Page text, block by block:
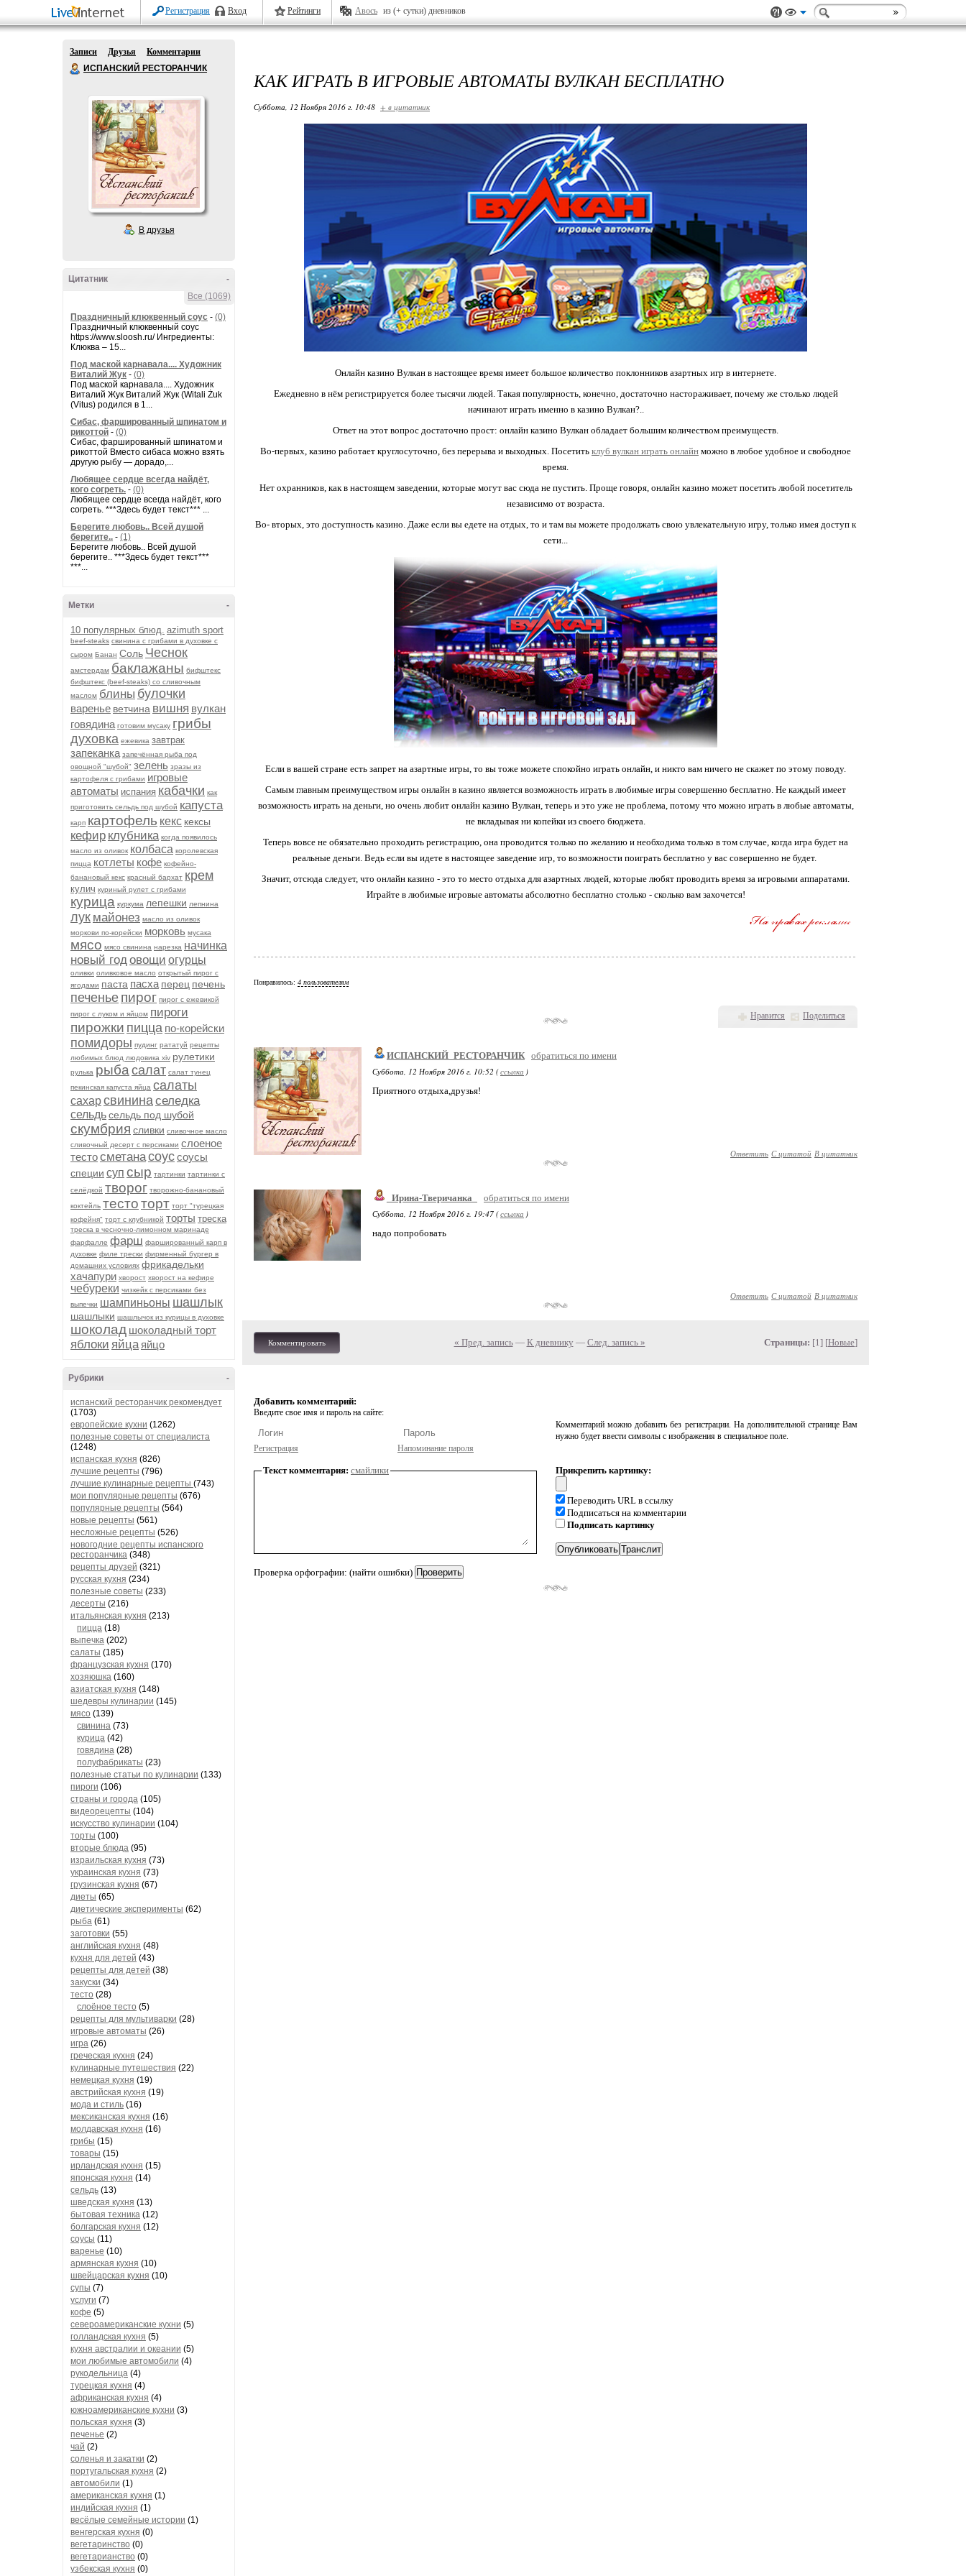
Регистрация Вход Рейтинги Авось из (+ сутки) дневников
Записи Друзья
Комментарии
ИСПАНСКИЙ РЕСТОРАНЧИК
В друзья
-
Цитатник
Все (1069)
Праздничный клюквенный соус - (0)
Праздничный клюквенный соус
https://www.sloosh.ru/ Ингредиенты:
Клюква – 15...
Под маской карнавала.... Художник
Виталий Жук - (0)
Под маской карнавала.... Художник
Виталий Жук Виталий Жук (Witali Żuk
(Vitus) родился в 1...
Сибас, фаршированный шпинатом и
рикоттой - (0)
Сибас, фаршированный шпинатом и
рикоттой Вместо сибаса можно взять
другую рыбу — дорадо,...
Любящее сердце всегда найдёт,
кого согреть. - (0)
Любящее сердце всегда найдёт, кого
согреть. ***Здесь будет текст*** ...
Берегите любовь.. Всей душой
берегите.. - (1)
Берегите любовь.. Всей душой
берегите.. ***Здесь будет текст***
***...
-
Метки
10 популярных блюд. azimuth sport
beef-stеаks cвинина с грибами в духовке с
сыром Банан Соль Чеснок
амстердам баклажаны бифштекс
бифштекс (beef-stеаks) со сливочным
маслом блины булочки
варенье ветчина вишня вулкан
говядина готовим мусаку грибы
духовка ежевика завтрак
запеканка запечённая рыба под
овощной "шубой" зелень зразы из
картофеля с грибами игровые
автоматы испания кабачки как
приготовить сельдь под шубой капуста
карп картофель кекс кексы
кефир клубника когда появилось
масло из оливок колбаса королевская
пицца котлеты кофе кофейно-
банановый кекс красный бархат крем
кулич куриный рулет с грибами
курица куркума лепешки лепнина
лук майонез масло из оливок
моркови по-корейски морковь мусака
мясо мясо свинина нарезка начинка
новый годовощи огурцы
оливки оливковое масло открытый пирог с
ягодами паста пасха перец печень
печенье пирог пирог с ежевикой
пирог с луком и яйцом пироги
пирожки пицца по-корейски
помидоры пудинг рататуй рецепты
любимых блюд людовика xiv рулетики
рулька рыба салат салат тунец
пекинская капуста яйца салаты
сахарсвининаселедка
сельдьсельдь под шубой
скумбрия сливки сливочное масло
сливочный десерт с персиками слоеное
тестосметанасоуссоусы
специи суп сыр тартинки тартинки с
селёдкой творог творожно-банановый
коктейль тестоторт торт "турецкая
кофейня" торт с клубникой торты треска
треска в чесночно-лимонном маринаде
фарфалле фарш фаршированный карп в
духовке филе трески фирменный бургер в
домашних условиях фрикадельки
хачапури хворост хворост на кефире
чебуреки чизкейк с персиками без
выпечки шампиньоны шашлык
шашлыки шашлычок из курицы в духовке
шоколад шоколадный торт
яблоки яйца яйцо
-
Рубрики
испанский ресторанчик рекомендует
(1703)
европейские кухни (1262)
полезные советы от специалиста
(1248)
испанская кухня (826)
лучшие рецепты (796)
лучшие кулинарные рецепты (743)
мои популярные рецепты (676)
популярные рецепты (564)
новые рецепты (561)
несложные рецепты (526)
новогодние рецепты испанского
ресторанчика (348)
рецепты друзей (321)
русская кухня (234)
полезные советы (233)
десерты (216)
итальянская кухня (213)
пицца (18)
выпечка (202)
салаты (185)
французская кухня (170)
хозяюшка (160)
азиатская кухня (148)
шедевры кулинарии (145)
мясо (139)
свинина (73)
курица (42)
говядина (28)
полуфабрикаты (23)
полезные статьи по кулинарии (133)
пироги (106)
страны и города (105)
видеорецепты (104)
искусство кулинарии (104)
торты (100)
вторые блюда (95)
израильская кухня (73)
украинская кухня (73)
грузинская кухня (67)
диеты (65)
диетические эксперименты (62)
рыба (61)
заготовки (55)
английская кухня (48)
кухня для детей (43)
рецепты для детей (38)
закуски (34)
тесто (28)
слоёное тесто (5)
рецепты для мультиварки (28)
игровые автоматы (26)
игра (26)
греческая кухня (24)
кулинарные путешествия (22)
немецкая кухня (19)
австрийская кухня (19)
мода и стиль (16)
мексиканская кухня (16)
молдавская кухня (16)
грибы (15)
товары (15)
ирландская кухня (15)
японская кухня (14)
сельдь (13)
шведская кухня (13)
бытовая техника (12)
болгарская кухня (12)
соусы (11)
варенье (10)
армянская кухня (10)
швейцарская кухня (10)
супы (7)
услуги (7)
кофе (5)
североамериканские кухни (5)
голландская кухня (5)
кухня австралии и океании (5)
мои любимые автомобили (4)
рукодельница (4)
турецкая кухня (4)
африканская кухня (4)
южноамериканские кухни (3)
польская кухня (3)
печенье (2)
чай (2)
соленья и закатки (2)
португальская кухня (2)
автомобили (1)
американская кухня (1)
индийская кухня (1)
весёлые семейные истории (1)
венгерская кухня (0)
вегетаринство (0)
вегетарианство (0)
узбекская кухня (0)
КАК ИГРАТЬ В ИГРОВЫЕ АВТОМАТЫ ВУЛКАН БЕСПЛАТНО
Суббота, 12 Ноября 2016 г. 10:48 + в цитатник
Онлайн казино Вулкан в настоящее время имеет большое количество поклонников азартных игр в интернете.
Ежедневно в нём регистрируется более тысячи людей. Такая популярность, конечно, достаточно настораживает, почему же столько людей
начинают играть именно в казино Вулкан?..
Ответ на этот вопрос достаточно прост: онлайн казино Вулкан обладает большим количеством преимуществ.
Во-первых, казино работает круглосуточно, без перерыва и выходных. Посетить клуб вулкан играть онлайн можно в любое удобное и свободное
время.
Нет охранников, как в настоящем заведении, которые могут вас сюда не пустить. Проще говоря, онлайн казино может посетить любой посетитель
независимо от возраста.
Во- вторых, это доступность казино. Даже если вы едете на отдых, то и там вы можете продолжать свою увлекательную игру, только имея доступ к
сети...
Если в вашей стране есть запрет на азартные игры, то вы тоже можете спокойно играть онлайн, и никто вам ничего не скажет по этому поводу.
Самым главным преимуществом игры онлайн в казино является возможность играть в любимые игры совершенно бесплатно. Не каждый имеет
возможность играть на деньги, но очень любит онлайн казино Вулкан, теперь и это уже не проблема, потому что можно играть в любые автоматы,
не вкладывая ни копейки из своего бюджета.
Теперь вовсе не обязательно проходить регистрацию, она проводится только по желанию и необходима только в том случае, когда игра будет на
реальные деньги. Ведь если вы идете в настоящее заведение игр, то возможности поиграть бесплатно у вас совершенно не будет.
Значит, отсюда следует, что онлайн казино - это то место отдыха для азартных людей, которые любят проводить время за игровыми аппаратами.
Играйте в любимые игровые автоматы абсолютно бесплатно столько - сколько вам захочется!
Понравилось: 4 пользователям
Нравится Поделиться
ИСПАНСКИЙ_РЕСТОРАНЧИК обратиться по имени
Суббота, 12 Ноября 2016 г. 10:52 (ссылка )
Приятного отдыха,друзья!
Ответить С цитатой В цитатник
_Ирина-Тверичанка_
обратиться по имени
Суббота, 12 Ноября 2016 г. 19:47 (ссылка )
надо попробовать
Ответить С цитатой В цитатник
Комментировать « Пред. запись— К дневнику — След. запись » Страницы: [1] [Новые]
Добавить комментарий:
Введите свое имя и пароль на сайте:
Регистрация Напоминание пароля
Комментарий можно добавить без регистрации. На дополнительной странице Вам
нужно будет ввести символы с изображения в специальное поле.
Текст комментария: смайлики
Проверка орфографии: (найти ошибки)
Прикрепить картинку:
Переводить URL в ссылку
Подписаться на комментарии
Подписать картинку